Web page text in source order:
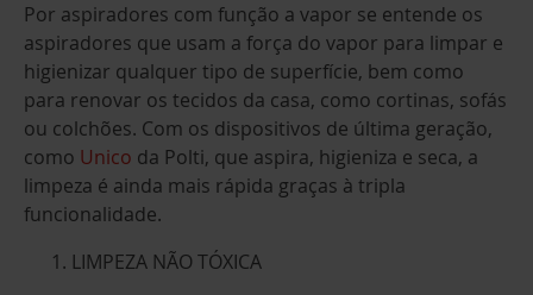
Por aspiradores com função a vapor se entende os
aspiradores que usam a força do vapor para limpar e
higienizar qualquer tipo de superfície, bem como
para renovar os tecidos da casa, como cortinas, sofás
ou colchões. Com os dispositivos de última geração,
como Unico da Polti, que aspira, higieniza e seca, a
limpeza é ainda mais rápida graças à tripla
funcionalidade.
LIMPEZA NÃO TÓXICA